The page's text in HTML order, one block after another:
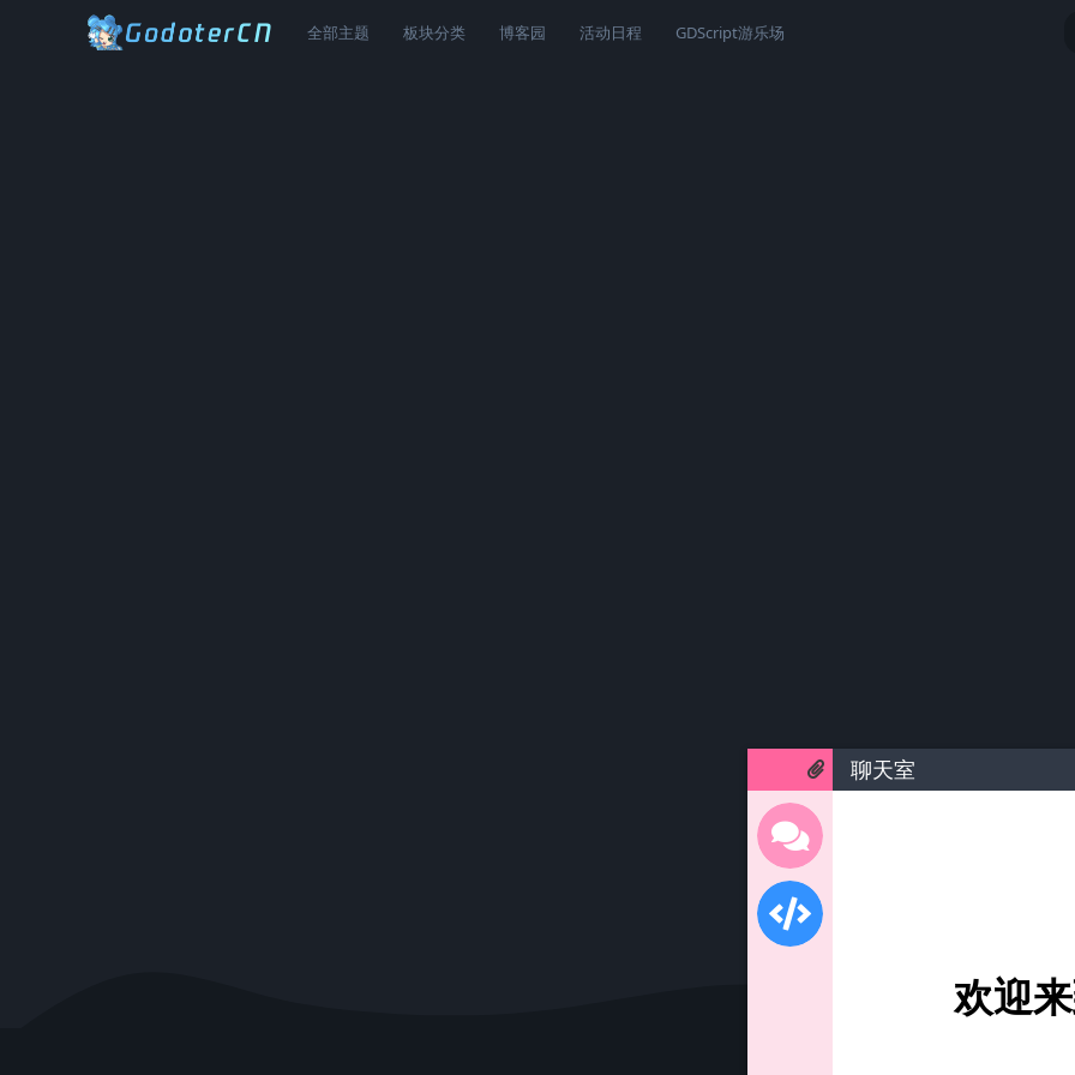
全部主题 板块分类 博客园 活动日程 GDScript游乐场
聊天室
欢迎